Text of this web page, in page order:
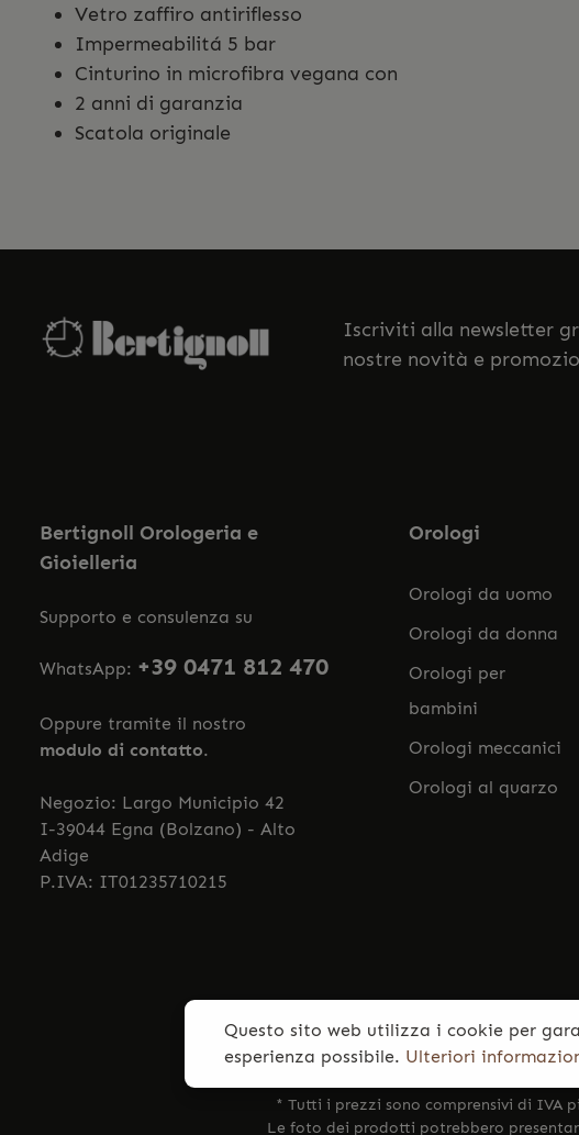
Vetro zaffiro antiriflesso
Impermeabilitá 5 bar
Cinturino in microfibra vegana con
2 anni di garanzia
Scatola originale
Iscriviti alla newsletter
nostre novità e
Bertignoll Orologeria e
Gioielleria
Supporto e consulenza su
WhatsApp: +39 0471 812 470
Oppure tramite il nostro
modulo di contatto.
Negozio: Largo Municipio 42
I-39044 Egna (Bolzano) - Alto
Adige
P.IVA: IT01235710215
Orologi
Orologi da uomo
Orologi da donna
Orologi per
bambini
Orologi meccanici
Orologi al quarzo
* Tutti i prezzi sono comprensivi di IVA
Le foto dei prodotti potrebbero
Questo sito web utilizza i cookie per
esperienza possibile. Ulteriori